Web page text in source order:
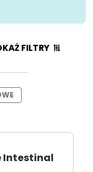
FILTRY
Intestinal